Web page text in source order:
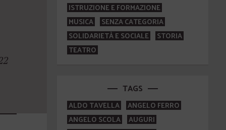
ISTRUZIONE E FORMAZIONE
MUSICA
SENZA CATEGORIA
SOLIDARIETÀ E SOCIALE
STORIA
TEATRO
TAGS
ALDO TAVELLA
ANGELO FERRO
ANGELO SCOLA
AUGURI